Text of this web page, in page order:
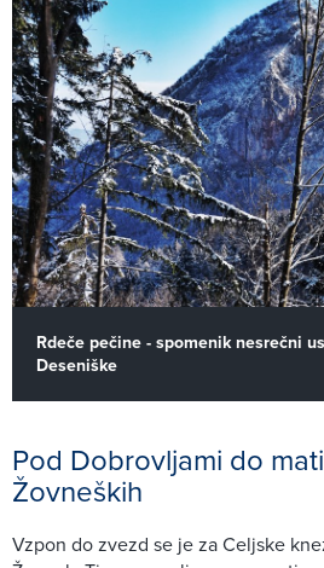
Rdeče pečine - spomenik nesrečni
Deseniške
Pod Dobrovljami do
Žovneških
Vzpon do zvezd se je za Celjske